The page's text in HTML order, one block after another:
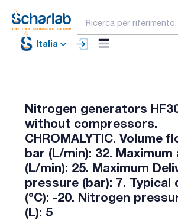
Italia
Nitrogen generators
without compressors.
CHROMALYTIC. Volume
bar (L/min): 32.
(L/min): 25. Maximum
pressure (bar): 7. Typical
(ºC): -20. Nitrogen
(L): 5